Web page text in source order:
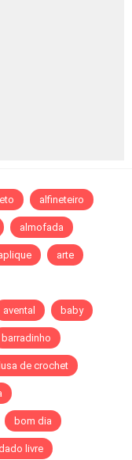
alfineteiro
almofada
arte
avental baby
barradinho
de crochet
bom dia
livre